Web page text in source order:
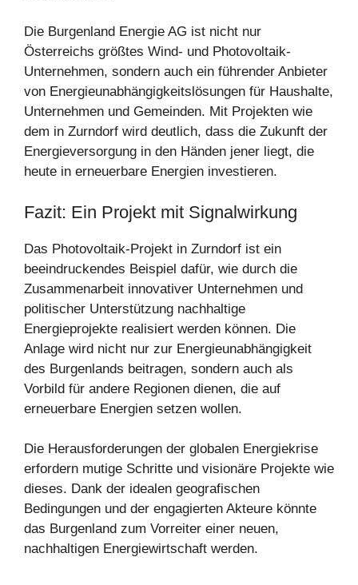
Die Burgenland Energie AG ist nicht nur
Österreichs größtes Wind- und Photovoltaik-
Unternehmen, sondern auch ein führender Anbieter
von Energieunabhängigkeitslösungen für Haushalte,
Unternehmen und Gemeinden. Mit Projekten wie
dem in Zurndorf wird deutlich, dass die Zukunft der
Energieversorgung in den Händen jener liegt, die
heute in erneuerbare Energien investieren.
Fazit: Ein Projekt mit Signalwirkung
Das Photovoltaik-Projekt in Zurndorf ist ein
beeindruckendes Beispiel dafür, wie durch die
Zusammenarbeit innovativer Unternehmen und
politischer Unterstützung nachhaltige
Energieprojekte realisiert werden können. Die
Anlage wird nicht nur zur Energieunabhängigkeit
des Burgenlands beitragen, sondern auch als
Vorbild für andere Regionen dienen, die auf
erneuerbare Energien setzen wollen.
Die Herausforderungen der globalen Energiekrise
erfordern mutige Schritte und visionäre Projekte wie
dieses. Dank der idealen geografischen
Bedingungen und der engagierten Akteure könnte
das Burgenland zum Vorreiter einer neuen,
nachhaltigen Energiewirtschaft werden.